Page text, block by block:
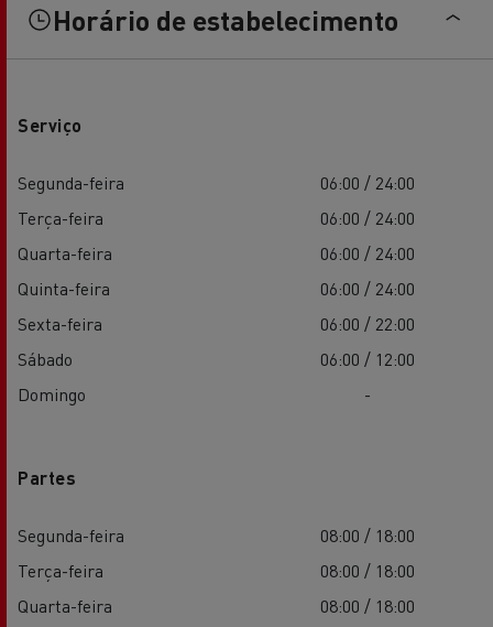
Horário de estabelecimento
Serviço
Segunda-feira
06:00 / 24:00
Terça-feira
06:00 / 24:00
Quarta-feira
06:00 / 24:00
Quinta-feira
06:00 / 24:00
Sexta-feira
06:00 / 22:00
Sábado
06:00 / 12:00
Domingo
-
Partes
Segunda-feira
08:00 / 18:00
Terça-feira
08:00 / 18:00
Quarta-feira
08:00 / 18:00